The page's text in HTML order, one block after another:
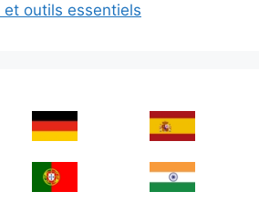
outils essentiels